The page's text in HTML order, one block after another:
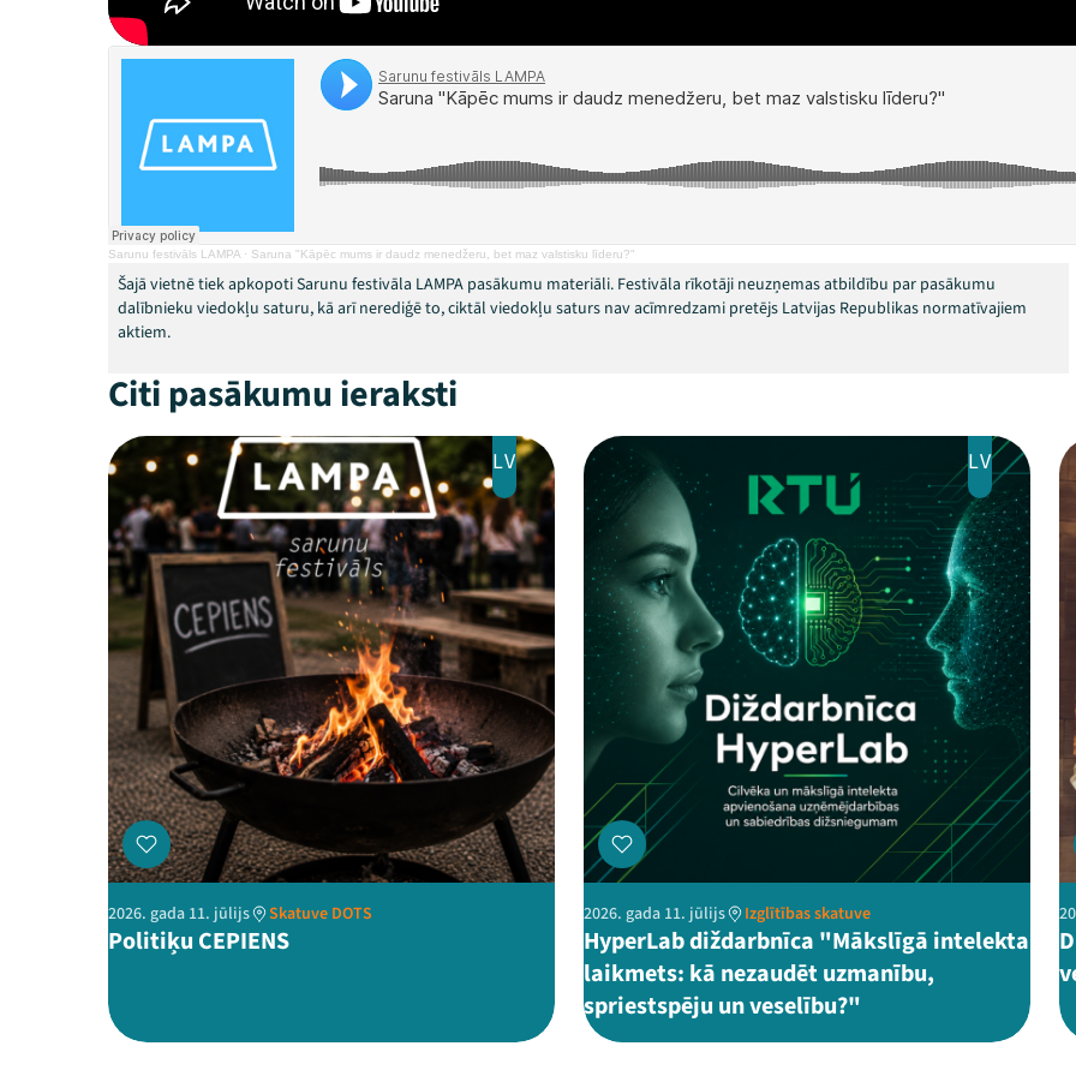
Sarunu festivāls LAMPA · Saruna "Kāpēc mums ir daudz menedžeru, bet maz valstisku līderu?"
Šajā vietnē tiek apkopoti Sarunu festivāla LAMPA pasākumu materiāli. Festivāla rīkotāji neuzņemas atbildību par pasākumu
dalībnieku viedokļu saturu, kā arī nerediģē to, ciktāl viedokļu saturs nav acīmredzami pretējs Latvijas Republikas normatīvajiem
aktiem.
Citi pasākumu ieraksti
LV
2026. gada 11. jūlijs Skatuve DOTS
Politiķu CEPIENS
LV
2026. gada 11. jūlijs Izglītības skatuve
HyperLab diždarbnīca "Mākslīgā intelekta
laikmets: kā nezaudēt uzmanību,
spriestspēju un veselību?"